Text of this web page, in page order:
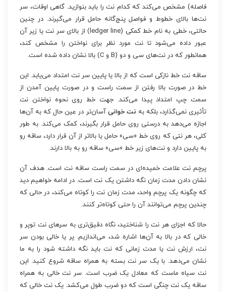
فاصله) مشخص می‌کند که کدام نت را باید بنوازید. گاهی اوقات، سر
نت‌ها بالای خطوط و فواصل پنج‌گانه حامل قرار می‌گیرند. در چنین
حالتی، خطی به نام خط کمکی (ledger line) از بالای سر نت یا زیر آن
عبور داده می‌شود تا نت مورد نظر برای نواختن را مشخص کند،
همانطور که در نت‌های سی و دو (B و C) بالا نشان داده شده است.
ساقه نت خط نازکی است که از بالا یا پایین سر نت امتداد می‌یابد. این
خط در صورت بالا رفتن از سمت راست و در صورت پایین آمدن از
سمت چپ امتداد پیدا می‌کند. جهت خط روی نحوه نواختن نت
تأثیری نمی‌گذارد، بلکه به نت خوانی آسان‌تر در عین حال که به آن‌ها
اجازه می‌دهد به درستی روی حامل قرار بگیرند، کمک می‌کند. به طور
کلی، هر نتی که روی خط «سی» حامل یا بالاتر از آن قرار دارد، ساقه رو
به پایین دارد و نت‌های زیر خط «سی» ساقه رو به بالا دارند.
پرچم نت علامت خمیده‌ای در سمت راست ساقه نت است. هدف آن
نشان دادن مدت زمان نگه داشتن یک نت است. در ادامه خواهیم دید
که چگونه یک پرچم واحد، مدت زمان نت را کوتاه می‌کند، در حالی که
چندین پرچم می‌توانند آن را حتی کوتاه‌تر کنند.
حالا که اجزای هر نت را شناختید، نگاه دقیق‌تری به سرهای نت توپر و
خالی که در بالا به آن‌ها اشاره شد، می‌اندازیم. پر یا خالی بودن سر
نت، ارزش نت یا مدت زمانی که نت باید نگه داشته شود را به ما
نشان می‌دهد. با یک سر نت بسته به همراه ساقه شروع کنید. این
نت سیاه ماست که معادل یک ضرب است. سر نت خالی به همراه
ساقه یک نت چنگی است که دو ضرب طول می‌کشد. یک نت خالی که